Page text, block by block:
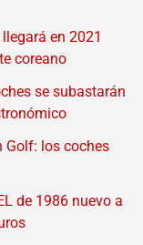
en 2021
coreano
se subastarán
Golf: los coches
de 1986 nuevo a